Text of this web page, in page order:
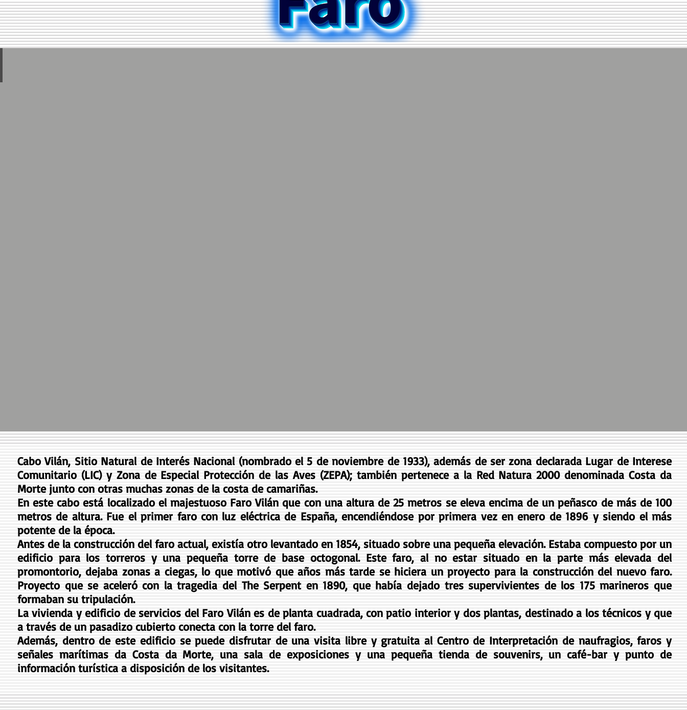
Cabo Vilán, Sitio Natural de Interés Nacional (nombrado el 5 de noviembre de 1933), además de ser zona declarada Lugar de Interese
Comunitario (LIC) y Zona de Especial Protección de las Aves (ZEPA); también pertenece a la Red Natura 2000 denominada Costa da
Morte junto con otras muchas zonas de la costa de camariñas.
En este cabo está localizado el majestuoso Faro Vilán que con una altura de 25 metros se eleva encima de un peñasco de más de 100
metros de altura. Fue el primer faro con luz eléctrica de España, encendiéndose por primera vez en enero de 1896 y siendo el más
potente de la época.
Antes de la construcción del faro actual, existía otro levantado en 1854, situado sobre una pequeña elevación. Estaba compuesto por un
edificio para los torreros y una pequeña torre de base octogonal. Este faro, al no estar situado en la parte más elevada del
promontorio, dejaba zonas a ciegas, lo que motivó que años más tarde se hiciera un proyecto para la construcción del nuevo faro.
Proyecto que se aceleró con la tragedia del The Serpent en 1890, que había dejado tres supervivientes de los 175 marineros que
formaban su tripulación.
La vivienda y edificio de servicios del Faro Vilán es de planta cuadrada, con patio interior y dos plantas, destinado a los técnicos y que
a través de un pasadizo cubierto conecta con la torre del faro.
Además, dentro de este edificio se puede disfrutar de una visita libre y gratuita al Centro de Interpretación de naufragios, faros y
señales marítimas da Costa da Morte, una sala de exposiciones y una pequeña tienda de souvenirs, un café-bar y punto de
información turística a disposición de los visitantes.